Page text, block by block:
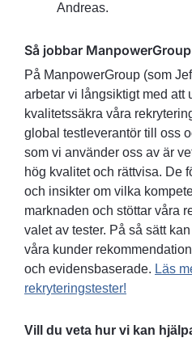
Andreas.
Så jobbar
På ManpowerGroup (som
arbetar vi långsiktigt med att
kvalitetssäkra våra
global testleverantör till oss
som vi använder oss av är
hög kvalitet och rättvisa. De
och insikter om vilka
marknaden och stöttar våra
valet av tester. På så sätt
våra kunder
och evidensbaserade. Läs
rekryteringstester!
Vill du veta hur vi kan